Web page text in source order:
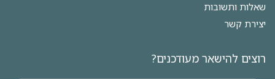
שאלות ותשובות
יצירת קשר
רוצים להישאר מעודכנים?